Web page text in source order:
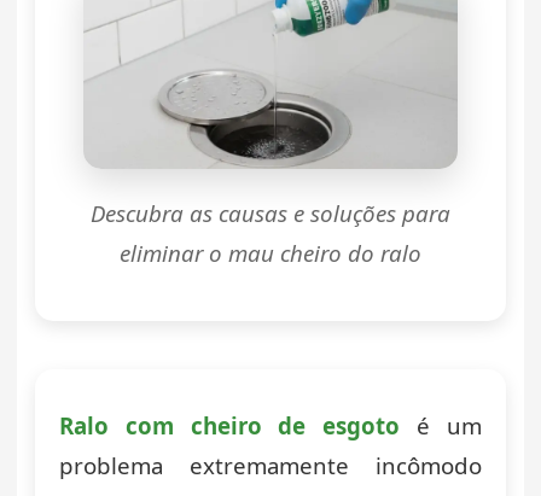
Descubra as causas e soluções para
eliminar o mau cheiro do ralo
Ralo com cheiro de esgoto é um
problema extremamente incômodo